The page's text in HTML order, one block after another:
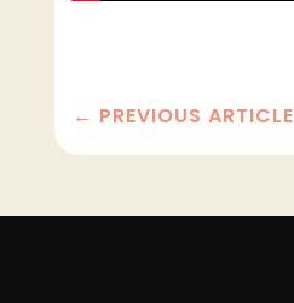
← PREVIOUS ARTICLE